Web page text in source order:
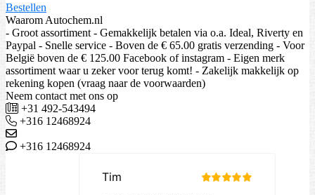
Bestellen
Waarom Autochem.nl
- Groot assortiment - Gemakkelijk betalen via o.a. Ideal, Riverty en
Paypal - Snelle service - Boven de € 65.00 gratis verzending - Voor
België boven de € 125.00 Facebook of instagram - Eigen merk
assortiment waar u zeker voor terug komt! - Zakelijk makkelijk op
rekening kopen (vraag naar de voorwaarden)
Neem contact met ons op
+31 492-543494
+316 12468924
+316 12468924